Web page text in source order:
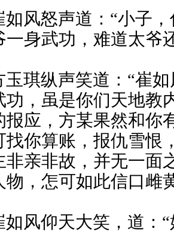
风怒声道：“小子，
一身武功，难道太爷
琪纵声笑道：“崔
功，虽是你们天地教
报应，方某果然和你
找你算账，报仇雪恨
非亲非故，并无一面
物，怎可如此信口雌
风仰天大笑，道：